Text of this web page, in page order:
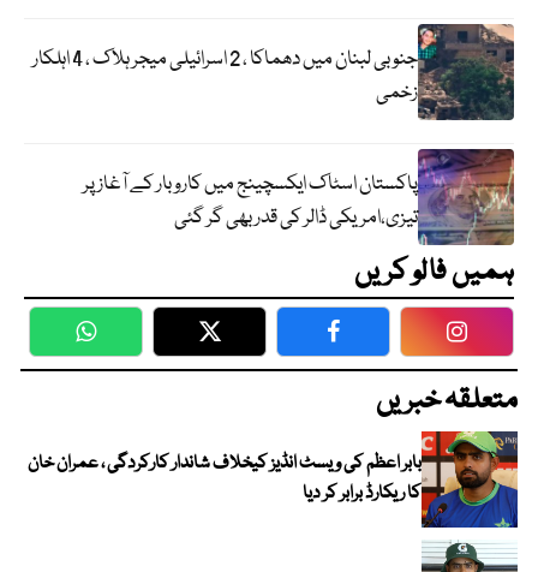
جنوبی لبنان میں دھماکا ، 2 اسرائیلی میجر ہلاک ، 4 اہلکار
زخمی
پاکستان اسٹاک ایکسچینج میں کاروبار کے آغاز پر
تیزی،امریکی ڈالر کی قدر بھی گر گئی
ہمیں فالو کریں
WhatsApp Twitter Facebook
متعلقہ خبریں
بابر اعظم کی ویسٹ انڈیز کیخلاف شاندار کارکردگی ، عمران خان
کا ریکارڈ برابر کر دیا